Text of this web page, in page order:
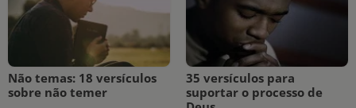
Não temas: 18 versículos
sobre não temer
35 versículos para
suportar o processo de